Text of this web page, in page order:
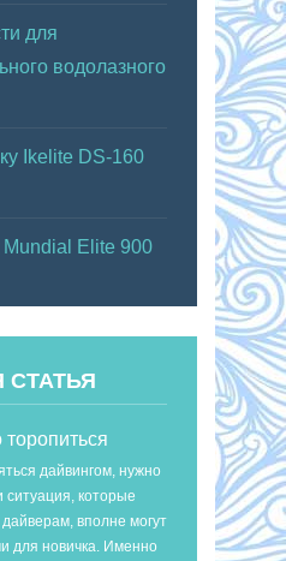
для
водолазного
Ikelite DS-160
Elite 900
СТАТЬЯ
торопиться
дайвингом, нужно
ситуация, которые
вполне могут
для новичка. Именно